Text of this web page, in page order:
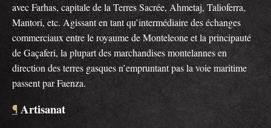
avec Farhas, capitale de la Terres Sacrée, Ahmetaj, Talioferra,
Mantori, etc. Agissant en tant qu’intermédiaire des échanges
commerciaux entre le royaume de Monteleone et la principauté
de Gaçaferi, la plupart des marchandises montelannes en
direction des terres gasques n’empruntant pas la voie maritime
passent par Faenza.
¶ Artisanat